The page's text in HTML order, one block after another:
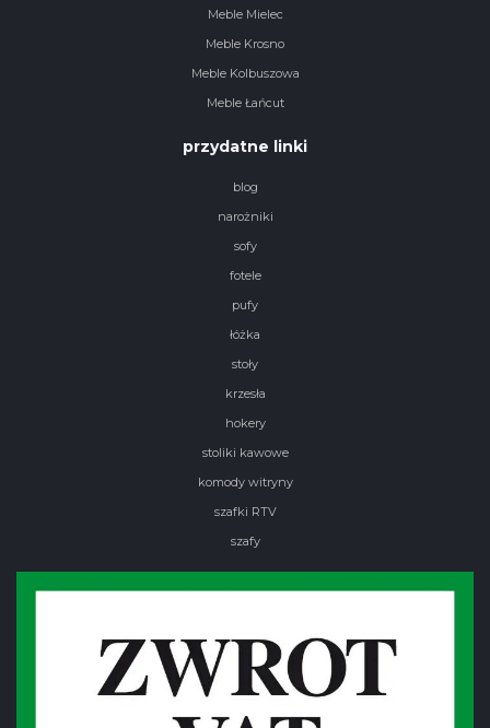
Meble Mielec
Meble Krosno
Meble Kolbuszowa
Meble Łańcut
przydatne linki
blog
narożniki
sofy
fotele
pufy
łóżka
stoły
krzesła
hokery
stoliki kawowe
komody witryny
szafki RTV
szafy